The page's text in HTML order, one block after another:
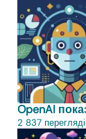
OpenAI
2 837